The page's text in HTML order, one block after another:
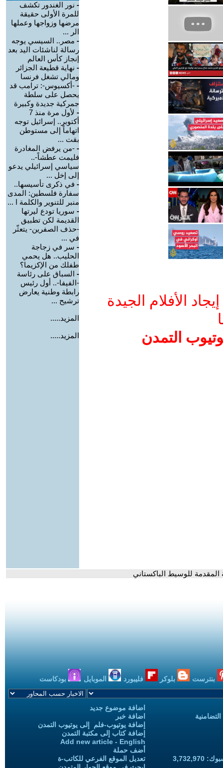
الأفلام الجيدة
التمدن
- نور الغندور تكشف
للمرة الأولى حقيقة
مرضها وزواجها وعملها
الر ...
- مصر.. السيسي يوجه
رسالة لناشئات اليد بعد
إنجاز كأس العالم
- نهاية قطيعة الجزائر
ومالي تشغل فرنسا
- -أكسيوس-: ترامب قد
يحصل على سلطة
جمركية جديدة وكبيرة
-
لأول مرة منذ 7
أكتوبر.. إسرائيل توجه
اتهاماً إلى مستوطن
بقت ...
- -من يرفض المغادرة
فليمت عطشاً-..
سياسي إسرائيلي يدعو
إلى إخل ...
- في ذكرى تأسيسها..
سفارة فلسطين: المدى
منبر للتنوير والكلمة ا ...
- سوريا تودع ليرتها
القديمة لكن تطبيق
-حذف الصفرين- يتعثّر
في ...
- سر في زجاجة
الحليب.. هل يحمي
طفلك من الإكزيما؟
- السباق على رئاسة
-الفيفا-.. أول رئيس
رابطة وطنية يعارض
ترشيح ...
المزيد.....
المزيد.....
المقدمة للوسيط الباكستاني
بنترست بلوكر فليبورد الموبايل بودكاست
اضافة موضوع جديد
اضافة خبر
إضافة يوتيوب-فلم إلى يوتيوب التمدن
إضافة كتاب إلى مكتبة التمدن
Add new article - English
أضف حملة
تعديل الموقع الفرعي للكاتب-ة